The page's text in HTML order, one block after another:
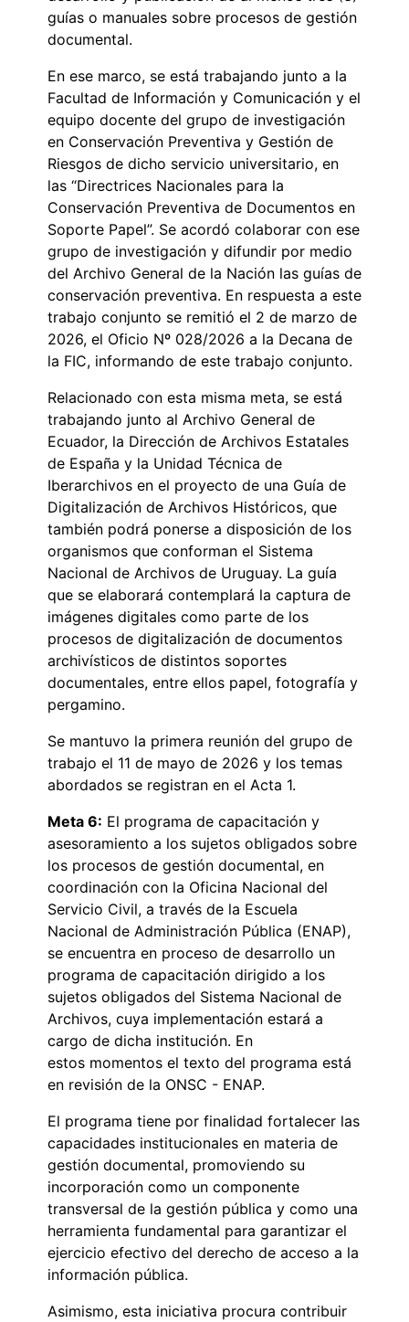
guías o manuales sobre procesos de gestión
documental.
En ese marco, se está trabajando junto a la
Facultad de Información y Comunicación y el
equipo docente del grupo de investigación
en Conservación Preventiva y Gestión de
Riesgos de dicho servicio universitario, en
las “Directrices Nacionales para la
Conservación Preventiva de Documentos en
Soporte Papel”. Se acordó colaborar con ese
grupo de investigación y difundir por medio
del Archivo General de la Nación las guías de
conservación preventiva. En respuesta a este
trabajo conjunto se remitió el 2 de marzo de
2026, el Oficio Nº 028/2026 a la Decana de
la FIC, informando de este trabajo conjunto.
Relacionado con esta misma meta, se está
trabajando junto al Archivo General de
Ecuador, la Dirección de Archivos Estatales
de España y la Unidad Técnica de
Iberarchivos en el proyecto de una Guía de
Digitalización de Archivos Históricos, que
también podrá ponerse a disposición de los
organismos que conforman el Sistema
Nacional de Archivos de Uruguay. La guía
que se elaborará contemplará la captura de
imágenes digitales como parte de los
procesos de digitalización de documentos
archivísticos de distintos soportes
documentales, entre ellos papel, fotografía y
pergamino.
Se mantuvo la primera reunión del grupo de
trabajo el 11 de mayo de 2026 y los temas
abordados se registran en el Acta 1.
Meta 6: El programa de capacitación y
asesoramiento a los sujetos obligados sobre
los procesos de gestión documental, en
coordinación con la Oficina Nacional del
Servicio Civil, a través de la Escuela
Nacional de Administración Pública (ENAP),
se encuentra en proceso de desarrollo un
programa de capacitación dirigido a los
sujetos obligados del Sistema Nacional de
Archivos, cuya implementación estará a
cargo de dicha institución. En
estos momentos el texto del programa está
en revisión de la ONSC - ENAP.
El programa tiene por finalidad fortalecer las
capacidades institucionales en materia de
gestión documental, promoviendo su
incorporación como un componente
transversal de la gestión pública y como una
herramienta fundamental para garantizar el
ejercicio efectivo del derecho de acceso a la
información pública.
Asimismo, esta iniciativa procura contribuir